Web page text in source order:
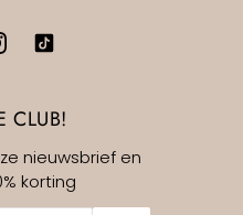
CLUB!
nieuwsbrief en
korting